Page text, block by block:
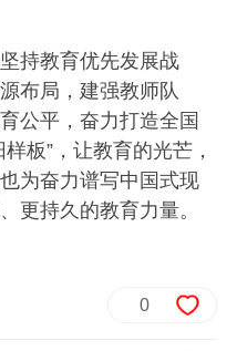
持教育优先发展战
布局，建强教师队
公平，奋力打造全国
板”，让教育的光芒，
为奋力谱写中国式现
更持久的教育力量。
0